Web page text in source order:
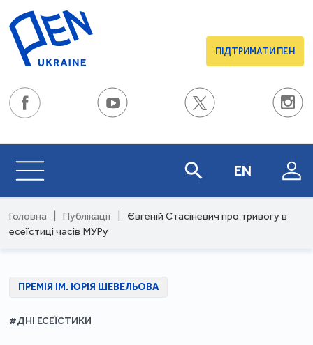
ПІДТРИМАТИ ПЕН
EN
Головна Публікації
Євгеній Стасіневич про тривогу в
есеїстиці часів МУРу
ПРЕМІЯ ІМ. ЮРІЯ ШЕВЕЛЬОВА
#ДНІ ЕСЕЇСТИКИ